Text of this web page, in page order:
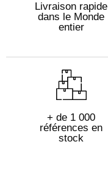
Livraison rapide
dans le Monde
entier
+ de 1 000
références en
stock